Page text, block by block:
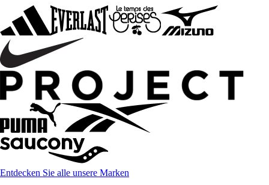
Entdecken Sie alle unsere Marken